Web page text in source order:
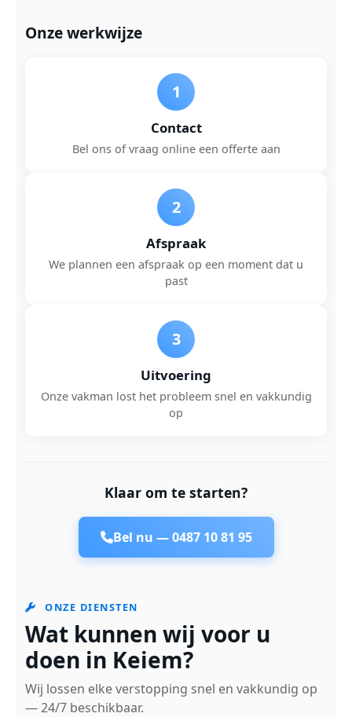
Onze werkwijze
1
Contact
Bel ons of vraag online een offerte aan
2
Afspraak
We plannen een afspraak op een moment dat u
past
3
Uitvoering
Onze vakman lost het probleem snel en vakkundig
op
Klaar om te starten?
Bel nu —0487 10 81 95
ONZE DIENSTEN
Wat kunnen wij voor u
doen in Keiem?
Wij lossen elke verstopping snel en vakkundig op
— 24/7 beschikbaar.